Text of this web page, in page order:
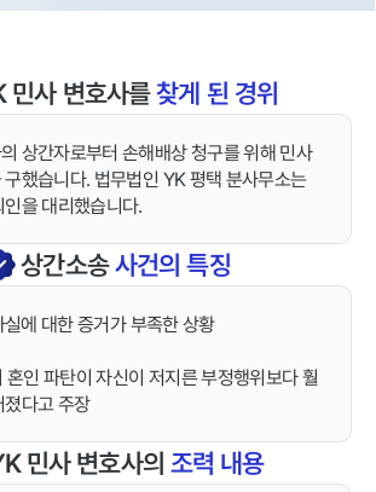
민사변호사를찾게 된 경위
상간자로부터 손해배상 청구를 위해 민사
했습니다. 법무법인 YK 평택 분사무소는
을 대리했습니다.
상간소송사건의 특징
에 대한 증거가 부족한 상황
혼인 파탄이 자신이 저지른 부정행위보다 훨
다고 주장
민사변호사의조력 내용